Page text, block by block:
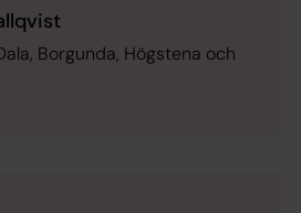
Borgunda, Högstena och